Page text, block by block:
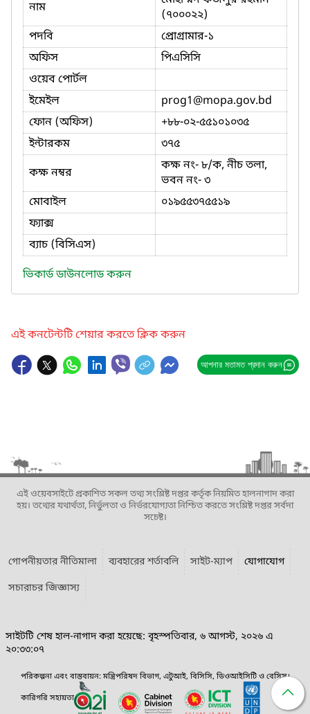
নাম
(৭০০০২২)
পদবি
প্রোগ্রামার-১
অফিস
পিএসিসি
ওয়েব পোর্টল
ইমেইল
prog1@mopa.gov.bd
ফোন (অফিস)
+৮৮-০২-৫৫১০১০৩৫
ইন্টারকম
৩৭৫
কক্ষ নম্বর
কক্ষ নং- ৮/ক, নীচ তলা,
ভবন নং- ৩
মোবাইল
০১৯৫৫৩৭৫৫১৯
ফ্যাক্স
ব্যাচ (বিসিএস)
ভিকার্ড ডাউনলোড করুন
এই কনটেন্টটি শেয়ার করতে ক্লিক করুন
আপনার মতামত প্রদান করুন
এই ওয়েবসাইটে প্রকাশিত সকল তথ্য সংশ্লিষ্ট দপ্তর কর্তৃক নিয়মিত হালনাগাদ করা
হয়। তথ্যের যথার্থতা, নির্ভুলতা ও নির্ভরযোগ্যতা নিশ্চিত করতে সংশ্লিষ্ট দপ্তর সর্বদা
সচেষ্ট।
গোপনীয়তার নীতিমালা ব্যবহারের শর্তাবলি সাইট-ম্যাপ
যোগাযোগ
সচারাচর জিজ্ঞাস্য
সাইটটি শেষ হাল-নাগাদ করা হয়েছে: বৃহস্পতিবার, ৬ আগস্ট, ২০২৬ এ
২০:৩৩:০৭
পরিকল্পনা এবং বাস্তবায়ন: মন্ত্রিপরিষদ বিভাগ, এটুআই, বিসিসি, ডিওআইসিটি ও বেসিস।
কারিগরি সহায়তা